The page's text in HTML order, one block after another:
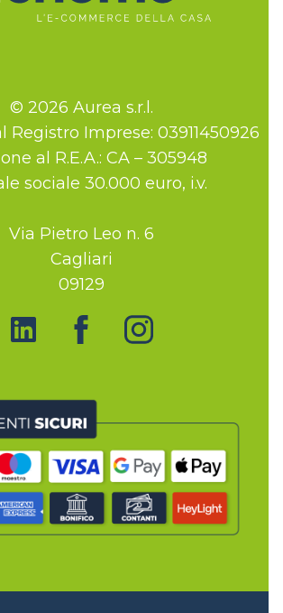
© 2026 Aurea s.r.l.
Registro Imprese: 03911450926
al R.E.A.: CA – 305948
sociale 30.000 euro, i.v.
Via Pietro Leo n. 6
Cagliari
09129